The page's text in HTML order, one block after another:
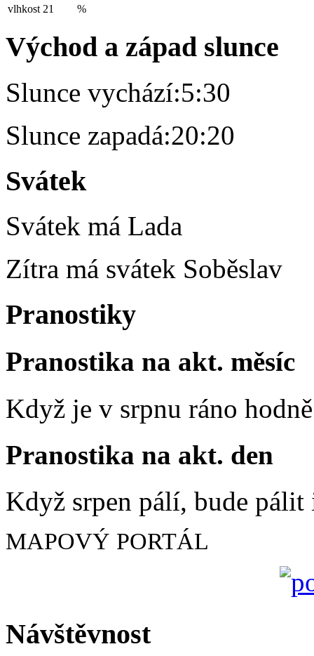
vlhkost 21 %
Východ a západ slunce
Slunce vychází:5:30
Slunce zapadá:20:20
Svátek
Svátek má Lada
Zítra má svátek Soběslav
Pranostiky
Pranostika na akt. měsíc
Když je v srpnu ráno
Pranostika na akt. den
Když srpen pálí, bude
MAPOVÝ PORTÁL
Návštěvnost